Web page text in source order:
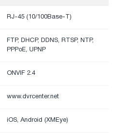
RJ-45 (10/100Base-T)
FTP, DHCP, DDNS, RTSP, NTP,
PPPoE, UPNP
ONVIF 2.4
www.dvrcenter.net
iOS, Android (XMEye)